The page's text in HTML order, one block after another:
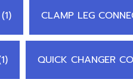
CLAMP LEG
QUICK CHANGER